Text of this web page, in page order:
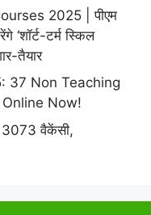
2025 | पीएम
‘शॉर्ट-टर्म स्किल
तैयार
37 Non Teaching
Now!
वैकेंसी,